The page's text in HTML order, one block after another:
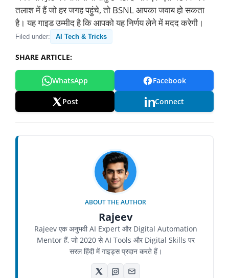
तलाश में हैं जो हर जगह पहुंचे, तो BSNL आपका जवाब हो सकता
है। यह गाइड उम्मीद है कि आपको यह निर्णय लेने में मदद करेगी।
Filed under: AI Tech & Tricks
SHARE ARTICLE:
WhatsApp Facebook
Post Connect
ABOUT THE AUTHOR
Rajeev
Rajeev एक अनुभवी AI Expert और Digital Automation
Mentor हैं, जो 2020 से AI Tools और Digital Skills पर
सरल हिंदी में गाइड्स प्रदान करते हैं।